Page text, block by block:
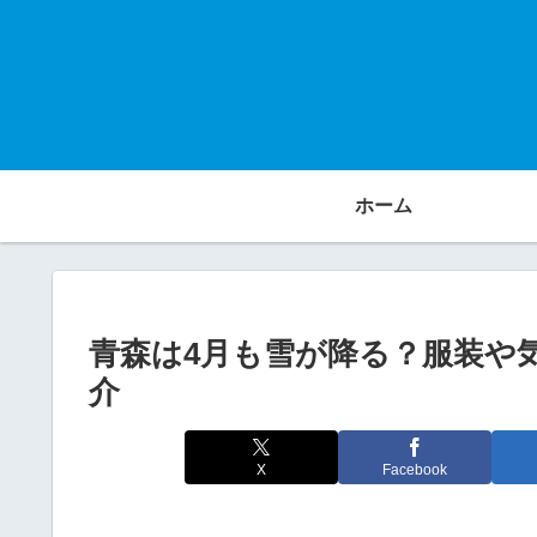
ホーム
青森は4月も雪が降る？服装や
介
X Facebook